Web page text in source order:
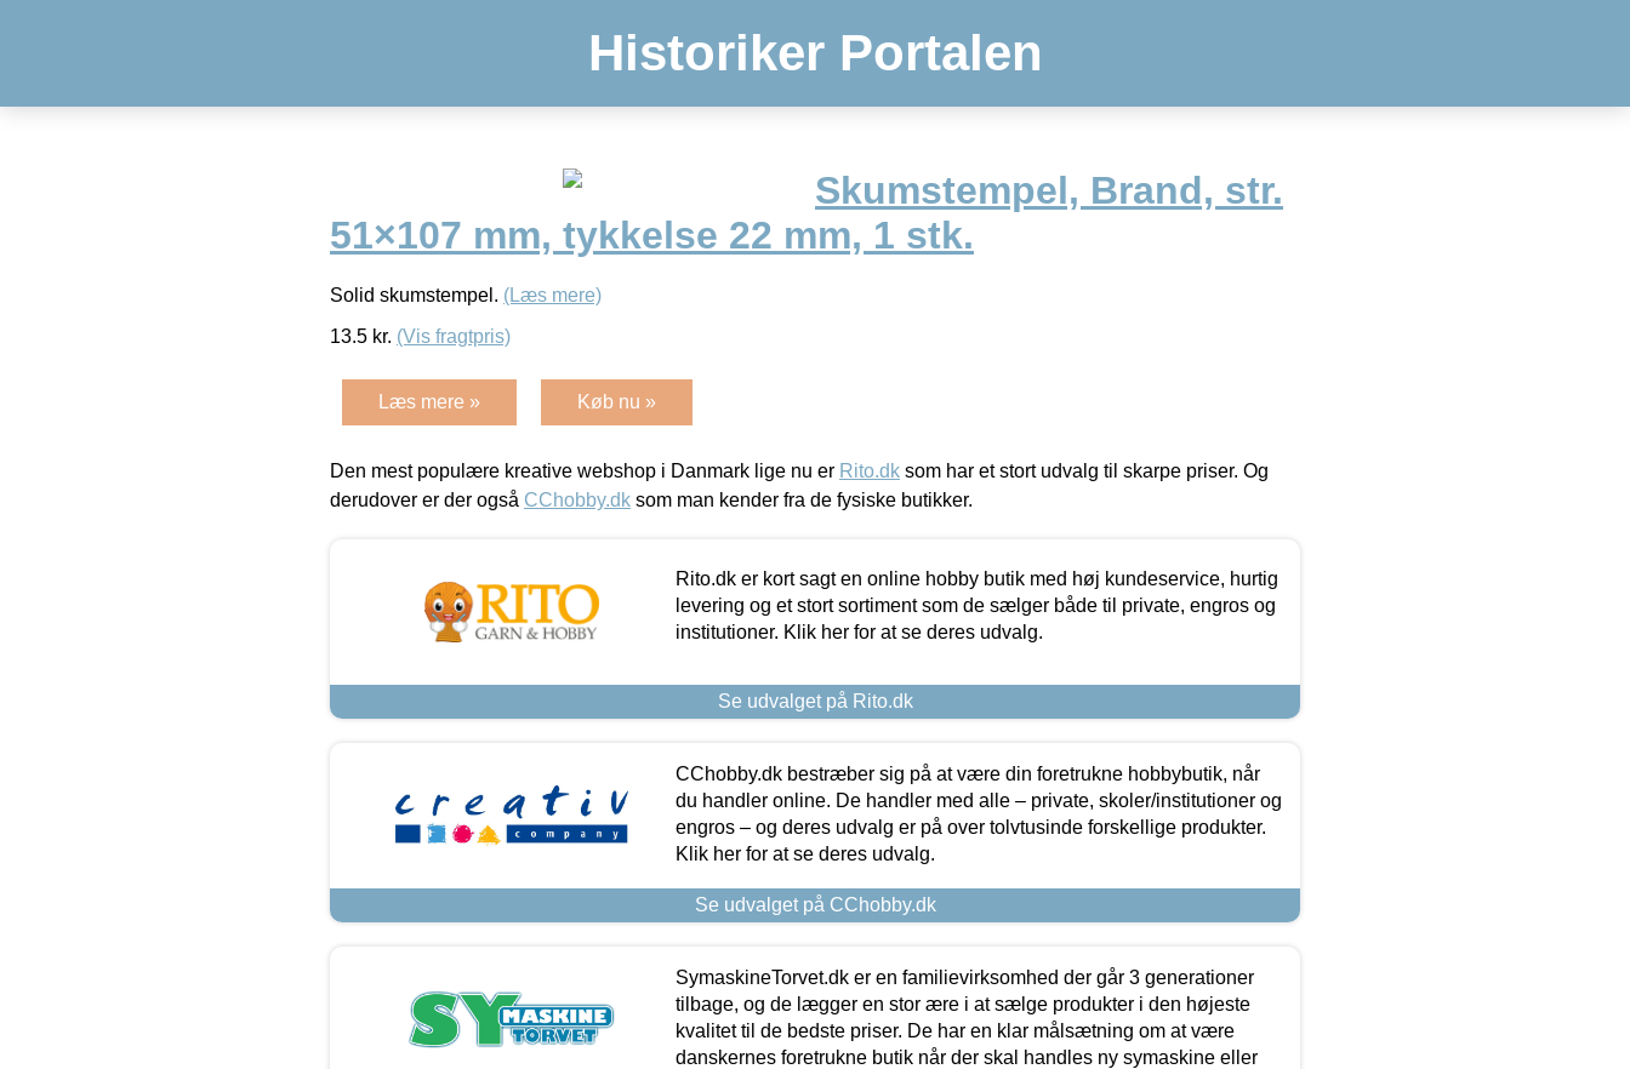
Historiker Portalen
Skumstempel, Brand, str.
51×107 mm, tykkelse 22 mm, 1 stk.
Solid skumstempel. (Læs mere)
13.5 kr. (Vis fragtpris)
Læs mere » Køb nu »
Den mest populære kreative webshop i Danmark lige nu er Rito.dk som har et stort udvalg til skarpe priser. Og
derudover er der også CChobby.dk som man kender fra de fysiske butikker.
Rito.dk er kort sagt en online hobby butik med høj kundeservice, hurtig
levering og et stort sortiment som de sælger både til private, engros og
institutioner. Klik her for at se deres udvalg.
Se udvalget på Rito.dk
CChobby.dk bestræber sig på at være din foretrukne hobbybutik, når
du handler online. De handler med alle – private, skoler/institutioner og
engros – og deres udvalg er på over tolvtusinde forskellige produkter.
Klik her for at se deres udvalg.
Se udvalget på CChobby.dk
SymaskineTorvet.dk er en familievirksomhed der går 3 generationer
tilbage, og de lægger en stor ære i at sælge produkter i den højeste
kvalitet til de bedste priser. De har en klar målsætning om at være
danskernes foretrukne butik når der skal handles ny symaskine eller